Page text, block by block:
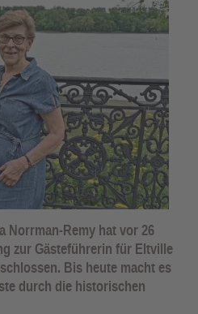
Norrman-Remy hat vor 26
zur Gästeführerin für Eltville
Bis heute macht es
durch die historischen